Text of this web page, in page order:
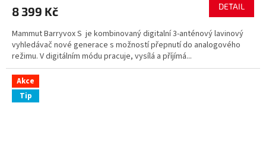
A
8 399 Kč DETAIL
Mammut Barryvox S je kombinovaný digitalní 3-anténový lavinový
vyhledávač nové generace s možností přepnutí do analogového
režimu. V digitálním módu pracuje, vysílá a příjímá...
Akce
Tip